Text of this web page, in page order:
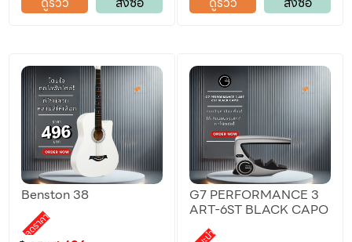
Benston 38
ลดราคา
G7 PERFORMANCE 3
ART-6ST BLACK CAPO